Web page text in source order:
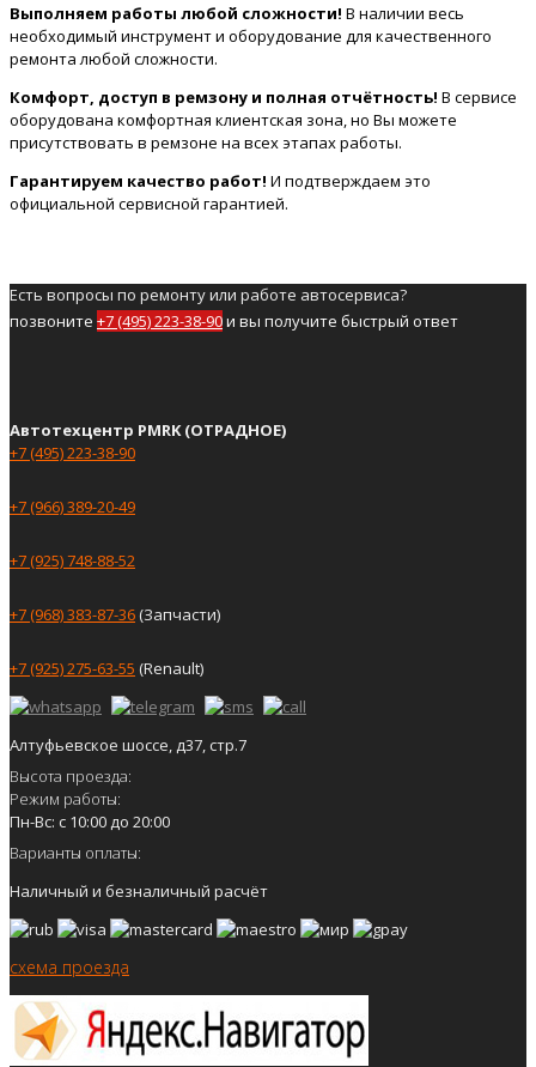
Выполняем работы любой сложности! В наличии весь
необходимый инструмент и оборудование для качественного
ремонта любой сложности.
Комфорт, доступ в ремзону и полная отчётность! В сервисе
оборудована комфортная клиентская зона, но Вы можете
присутствовать в ремзоне на всех этапах работы.
Гарантируем качество работ! И подтверждаем это
официальной сервисной гарантией.
Есть вопросы по ремонту или работе автосервиса?
позвоните +7 (495) 223-38-90и вы получите быстрый ответ
Автотехцентр PMRK (ОТРАДНОЕ)
+7 (495) 223-38-90
+7 (966) 389-20-49
+7 (925) 748-88-52
+7 (968) 383-87-36(Запчасти)
+7 (925) 275-63-55 (Renault)
Алтуфьевское шоссе, д37, стр.7
Высота проезда:
Режим работы:
Пн-Вс: с 10:00 до 20:00
Варианты оплаты:
Наличный и безналичный расчёт
схема проезда